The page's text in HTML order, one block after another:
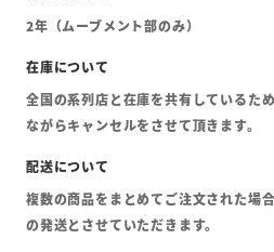
2年（ムーブメント部のみ）
全国の系列店と在庫を共有しているた
ながらキャンセルをさせて頂きます。
複数の商品をまとめてご注文された場
の発送とさせていただきます。